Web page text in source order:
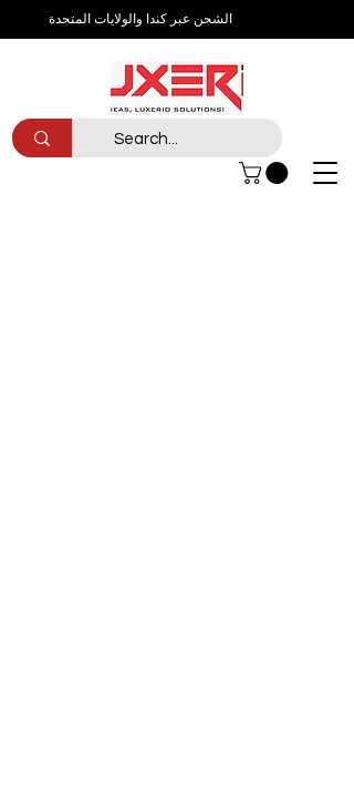
الشحن عبر كندا والولايات المتحدة